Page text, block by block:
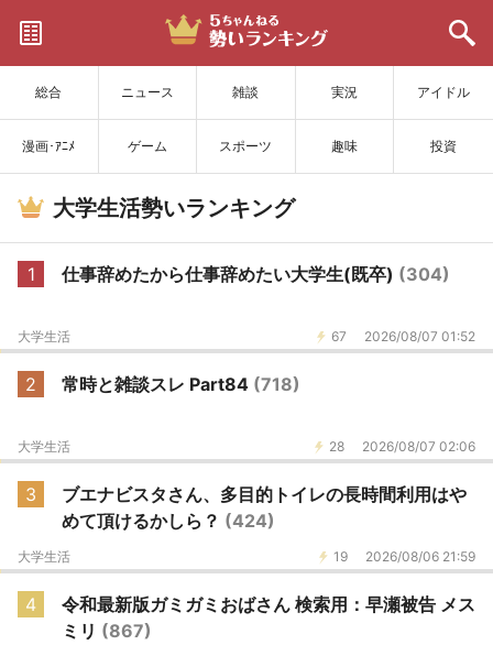
総合 ニュース 雑談 実況 アイドル
漫画･ｱﾆﾒ ゲーム スポーツ 趣味 投資
サイトを更新
大学生活勢いランキング
1 仕事辞めたから仕事辞めたい大学生(既卒) (304)
67 2026/08/07 01:52
大学生活
2 常時と雑談スレ Part84 (718)
28 2026/08/07 02:06
大学生活
3
ブエナビスタさん、多目的トイレの長時間利用はや
めて頂けるかしら？ (424)
19 2026/08/06 21:59
大学生活
4
令和最新版ガミガミおばさん 検索用：早瀬被告 メス
ミリ (867)